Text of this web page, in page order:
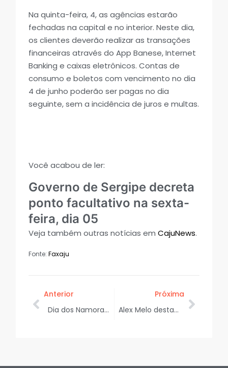
Na quinta-feira, 4, as agências estarão
fechadas na capital e no interior. Neste dia,
os clientes deverão realizar as transações
financeiras através do App Banese, Internet
Banking e caixas eletrônicos. Contas de
consumo e boletos com vencimento no dia
4 de junho poderão ser pagas no dia
seguinte, sem a incidência de juros e multas.
Você acabou de ler:
Governo de Sergipe decreta
ponto facultativo na sexta-
feira, dia 05
Veja também outras notícias emCajuNews.
Fonte:Faxaju
Anterior
Dia dos Namorados: Shopping Jardins presenteia consumidores com cooler exclusivo
Próxima
Alex Melo destaca projeto esportivo da Força Jovem Universal e ressalta impacto social